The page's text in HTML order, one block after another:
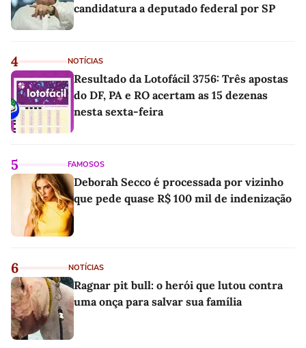
candidatura a deputado federal por SP
4 NOTÍCIAS
Resultado da Lotofácil 3756: Três apostas
do DF, PA e RO acertam as 15 dezenas
nesta sexta-feira
5 FAMOSOS
Deborah Secco é processada por vizinho
que pede quase R$ 100 mil de indenização
6 NOTÍCIAS
Ragnar pit bull: o herói que lutou contra
uma onça para salvar sua família